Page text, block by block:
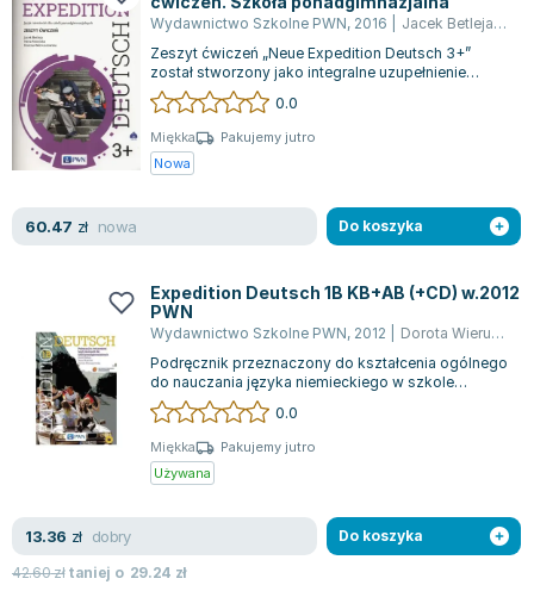
Lorraine Warren
Ajahn Brahm
Lucinda Riley
Jacek Walkiewicz
Wydawnictwo Szkolne PWN, 2016 Jacek Betleja
,
Zeszyt ćwiczeń „Neue Expedition Deutsch 3+”
został stworzony jako integralne uzupełnienie
podręcznika, ściśle z nim zintegrowany z...
0.0
Miękka
Pakujemy jutro
Nowa
60.47 zł nowa Do koszyka
Expedition Deutsch 1B KB+AB (+CD) w.2012
PWN
Wydawnictwo Szkolne PWN, 2012
Dorota Wieruszewska
Podręcznik przeznaczony do kształcenia ogólnego
do nauczania języka niemieckiego w szkole
ponadgimnazjalnej. Numer ewidencyjny w w...
0.0
Miękka
Pakujemy jutro
Używana
13.36 zł dobry
42.60złtaniej o 29.24 zł
Do koszyka